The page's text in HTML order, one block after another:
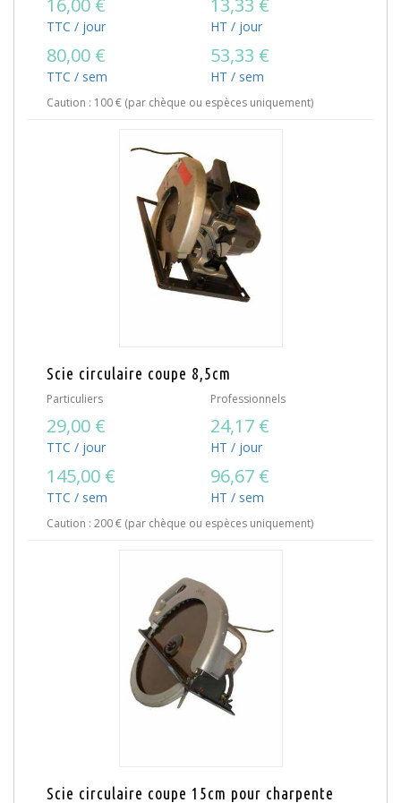
16,00 €
TTC / jour
80,00 €
TTC / sem
13,33 €
HT / jour
53,33 €
HT / sem
Caution : 100 € (par chèque ou espèces uniquement)
Scie circulaire coupe 8,5cm
Particuliers
29,00 €
TTC / jour
145,00 €
TTC / sem
Professionnels
24,17 €
HT / jour
96,67 €
HT / sem
Caution : 200 € (par chèque ou espèces uniquement)
Scie circulaire coupe 15cm pour charpente